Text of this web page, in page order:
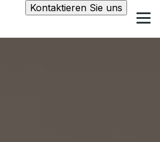
Kontaktieren Sie uns